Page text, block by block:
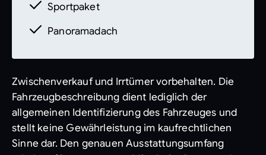
Sportpaket
Panoramadach
Zwischenverkauf und Irrtümer vorbehalten. Die
Fahrzeugbeschreibung dient lediglich der
allgemeinen Identifizierung des Fahrzeuges und
stellt keine Gewährleistung im kaufrechtlichen
Sinne dar. Den genauen Ausstattungsumfang